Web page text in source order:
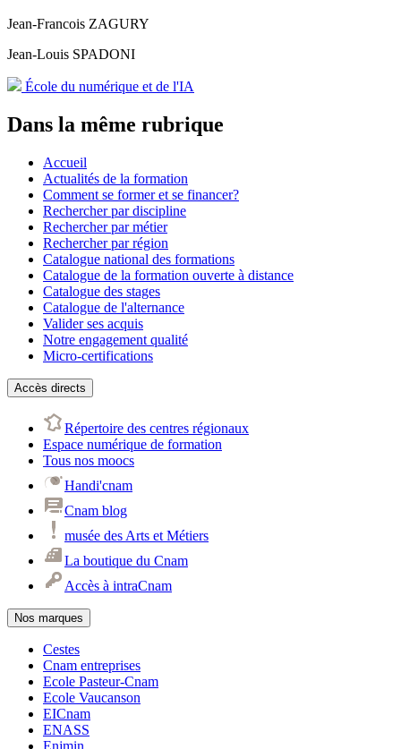
Jean-Francois ZAGURY
Jean-Louis SPADONI
École du numérique et de l'IA
Dans la même rubrique
Accueil
Actualités de la formation
Comment se former et se financer?
Rechercher par discipline
Rechercher par métier
Rechercher par région
Catalogue national des formations
Catalogue de la formation ouverte à distance
Catalogue des stages
Catalogue de l'alternance
Valider ses acquis
Notre engagement qualité
Micro-certifications
Accès directs
Répertoire des centres régionaux
Espace numérique de formation
Tous nos moocs
Handi'cnam
Cnam blog
musée des Arts et Métiers
La boutique du Cnam
Accès à intraCnam
Nos marques
Cestes
Cnam entreprises
Ecole Pasteur-Cnam
Ecole Vaucanson
EICnam
ENASS
Enjmin